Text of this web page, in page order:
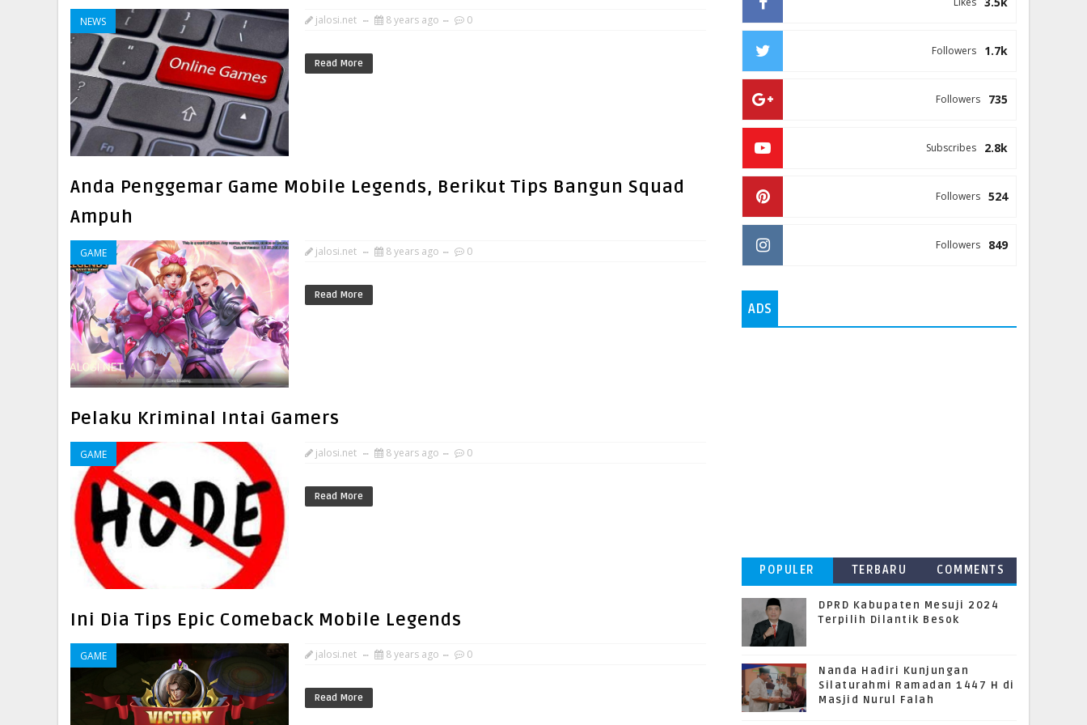
NEWS jalosi.net 8 years ago 0
Read More
Anda Penggemar Game Mobile Legends, Berikut Tips Bangun Squad
Ampuh
GAME jalosi.net 8 years ago 0
Read More
Pelaku Kriminal Intai Gamers
GAME jalosi.net 8 years ago 0
Read More
Ini Dia Tips Epic Comeback Mobile Legends
GAME jalosi.net 8 years ago 0
Read More
1.7k
Followers
735
Followers
2.8k
Subscribes
524
Followers
849
Followers
ADS
POPULER TERBARU COMMENTS
DPRD Kabupaten Mesuji 2024
Terpilih Dilantik Besok
Nanda Hadiri Kunjungan
Silaturahmi Ramadan 1447 H di
Masjid Nurul Falah